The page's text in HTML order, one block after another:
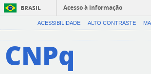
BRASIL
Acesso à informação
ACESSIBILIDADE ALTO CONTRASTE
CNPq